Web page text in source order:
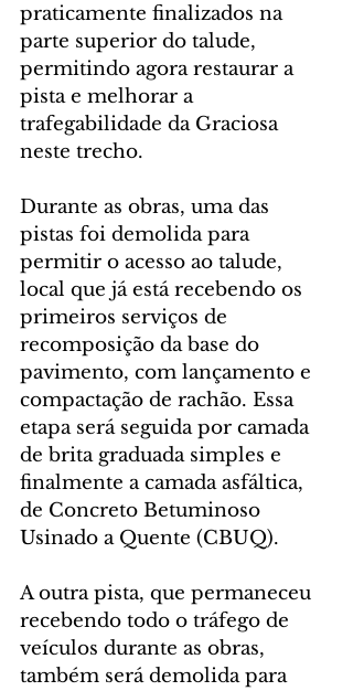
praticamente finalizados na
parte superior do talude,
permitindo agora restaurar a
pista e melhorar a
trafegabilidade da Graciosa
neste trecho.
Durante as obras, uma das
pistas foi demolida para
permitir o acesso ao talude,
local que já está recebendo os
primeiros serviços de
recomposição da base do
pavimento, com lançamento e
compactação de rachão. Essa
etapa será seguida por camada
de brita graduada simples e
finalmente a camada asfáltica,
de Concreto Betuminoso
Usinado a Quente (CBUQ).
A outra pista, que permaneceu
recebendo todo o tráfego de
veículos durante as obras,
também será demolida para